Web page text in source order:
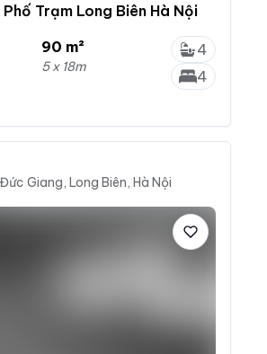
Trạm Long Biên Hà Nội
90 m²
5 x 18m
4
4
Đức Giang, Long Biên, Hà Nội